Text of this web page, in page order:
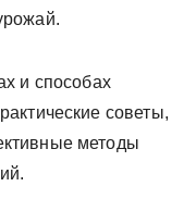
и способах
советы,
методы